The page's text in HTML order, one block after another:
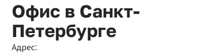
Офис в Санкт-
Петербурге
Адрес: